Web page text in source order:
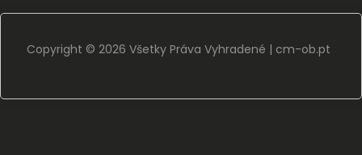
Copyright © 2026 Všetky Práva Vyhradené | cm-ob.pt